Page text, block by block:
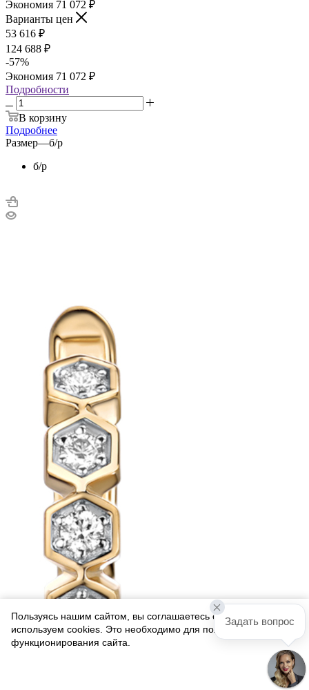
Экономия 71 072 ₽
Варианты цен
53 616 ₽
124 688 ₽
-57%
Экономия 71 072 ₽
Подробности
В корзину
Подробнее
Размер—б/р
б/р
Пользуясь нашим сайтом, вы соглашаетесь с тем, что мы
используем cookies. Это необходимо для полноценного
функционирования сайта.
Задать вопрос